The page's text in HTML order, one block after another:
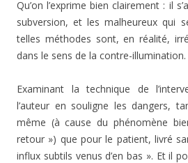
Qu’on l’exprime bien clairement : il
subversion, et les malheureux qui
telles méthodes sont, en réalité,
dans le sens de la contre-illumination.
Examinant la technique de
l’auteur en souligne les dangers,
même (à cause du phénomène
retour ») que pour le patient, livré
influx subtils venus d’en bas ». Et il